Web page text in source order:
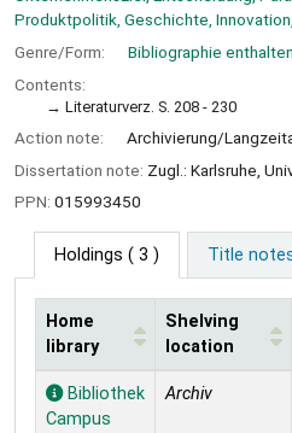
Produktpolitik, Geschichte,
Genre/Form:
Bibliographie enthalten
Contents:
Literaturverz. S. 208 - 230
Action note:
Archivierung/
Dissertation note: Zugl.: Karlsruhe,
PPN: 015993450
Holdings ( 3 ) Title
Holdings
Home
library
Shelving
location
Bibliothek
Campus
Archiv